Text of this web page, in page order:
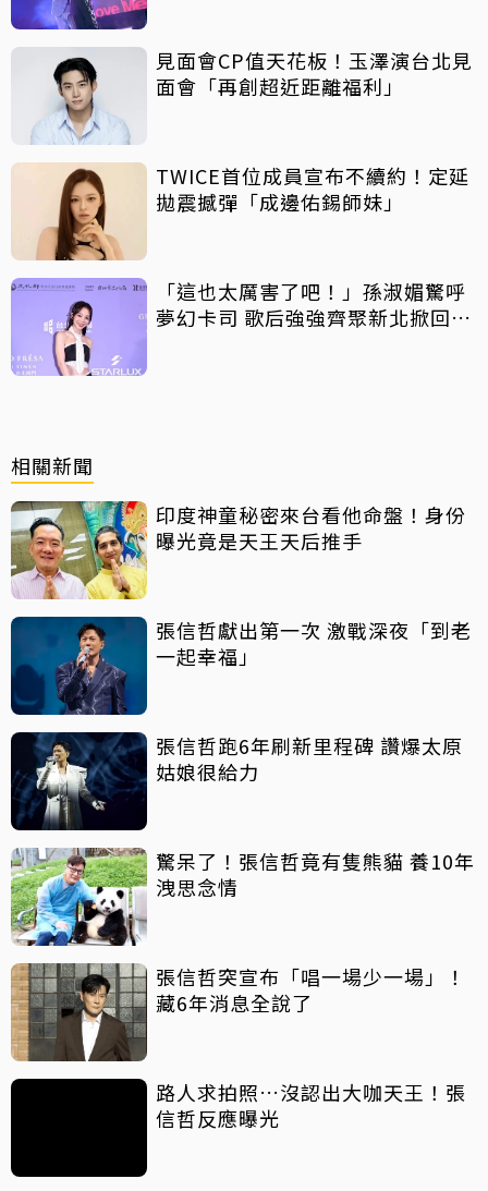
見面會CP值天花板！玉澤演台北見
面會「再創超近距離福利」
TWICE首位成員宣布不續約！定延
拋震撼彈「成邊佑錫師妹」
「這也太厲害了吧！」孫淑媚驚呼
夢幻卡司 歌后強強齊聚新北掀回憶
相關新聞
印度神童秘密來台看他命盤！身份
曝光竟是天王天后推手
張信哲獻出第一次 激戰深夜「到老
一起幸福」
張信哲跑6年刷新里程碑 讚爆太原
姑娘很給力
驚呆了！張信哲竟有隻熊貓 養10年
洩思念情
張信哲突宣布「唱一場少一場」！
藏6年消息全說了
路人求拍照…沒認出大咖天王！張
信哲反應曝光